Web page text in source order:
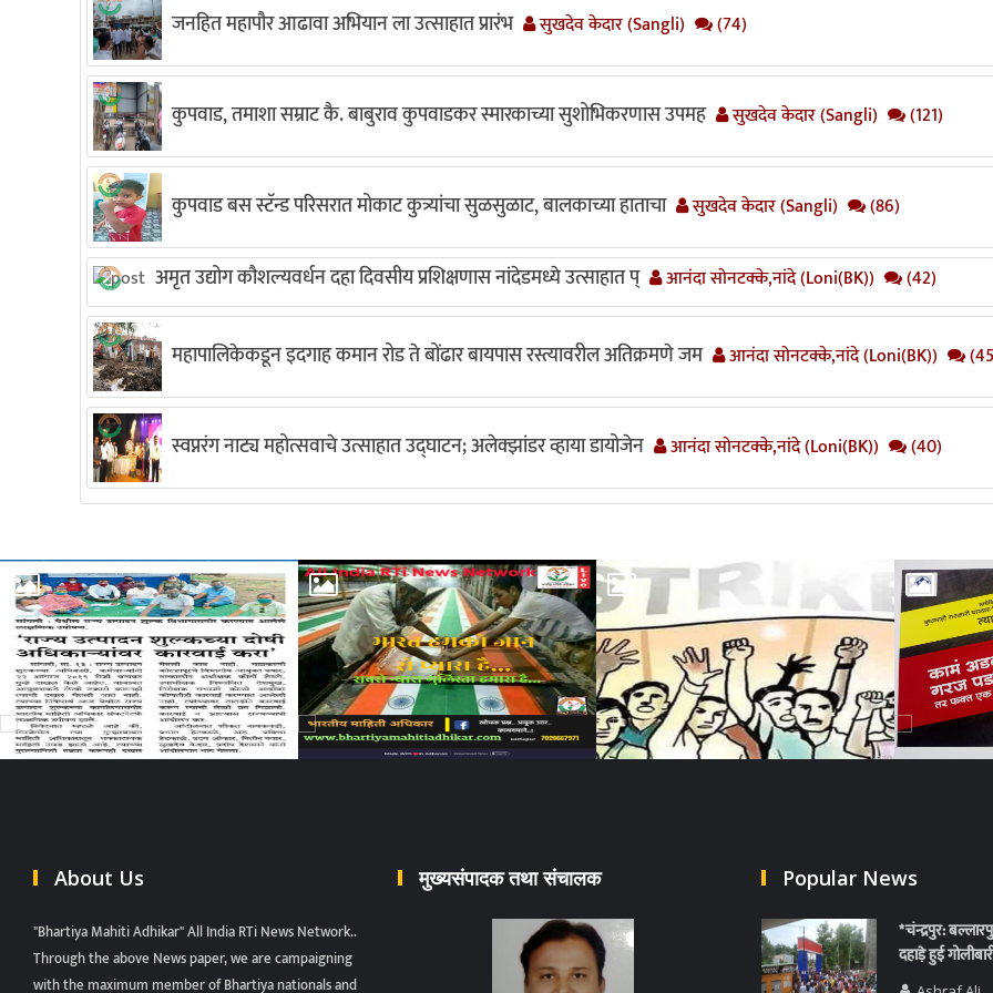
जनहित महापौर आढावा अभियान ला उत्साहात प्रारंभ सुखदेव केदार (Sangli) (74)
कुपवाड, तमाशा सम्राट कै. बाबुराव कुपवाडकर स्मारकाच्या सुशोभिकरणास उपमह सुखदेव केदार (Sangli) (121)
कुपवाड बस स्टॅन्ड परिसरात मोकाट कुत्र्यांचा सुळसुळाट, बालकाच्या हाताचा सुखदेव केदार (Sangli) (86)
अमृत उद्योग कौशल्यवर्धन दहा दिवसीय प्रशिक्षणास नांदेडमध्ये उत्साहात प् आनंदा सोनटक्के,नांदे (Loni(BK)) (42)
महापालिकेकडून इदगाह कमान रोड ते बोंढार बायपास रस्त्यावरील अतिक्रमणे जम आनंदा सोनटक्के,नांदे (Loni(BK))
स्वप्नरंग नाट्य महोत्सवाचे उत्साहात उद्घाटन; अलेक्झांडर व्हाया डायोजेन आनंदा सोनटक्के,नांदे (Loni(BK)) (40)
About Us
"Bhartiya Mahiti Adhikar" All India RTi News Network..
Through the above News paper, we are campaigning
with the maximum member of Bhartiya nationals and
मुख्यसंपादक तथा संचालक Popular News
*चंन्द्रपुर:
दहाड़े हुई